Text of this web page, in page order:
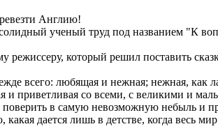
Англию!
ученый труд под названием "К
который решил поставить
всего: любящая и нежная; нежная, как
приветливая со всеми, с великими и
в самую невозможную небыль и
дается лишь в детстве, когда весь